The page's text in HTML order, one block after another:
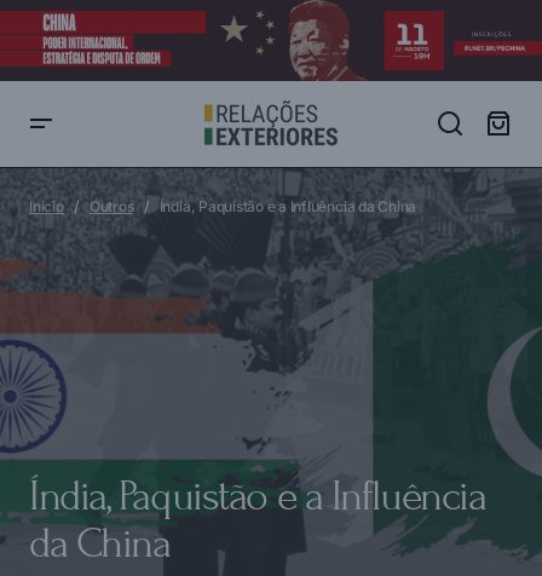
Índia, Paquistão e a Influência da China
Início Outros Índia, Paquistão e a Influência da China
Índia, Paquistão e a Influência
da China